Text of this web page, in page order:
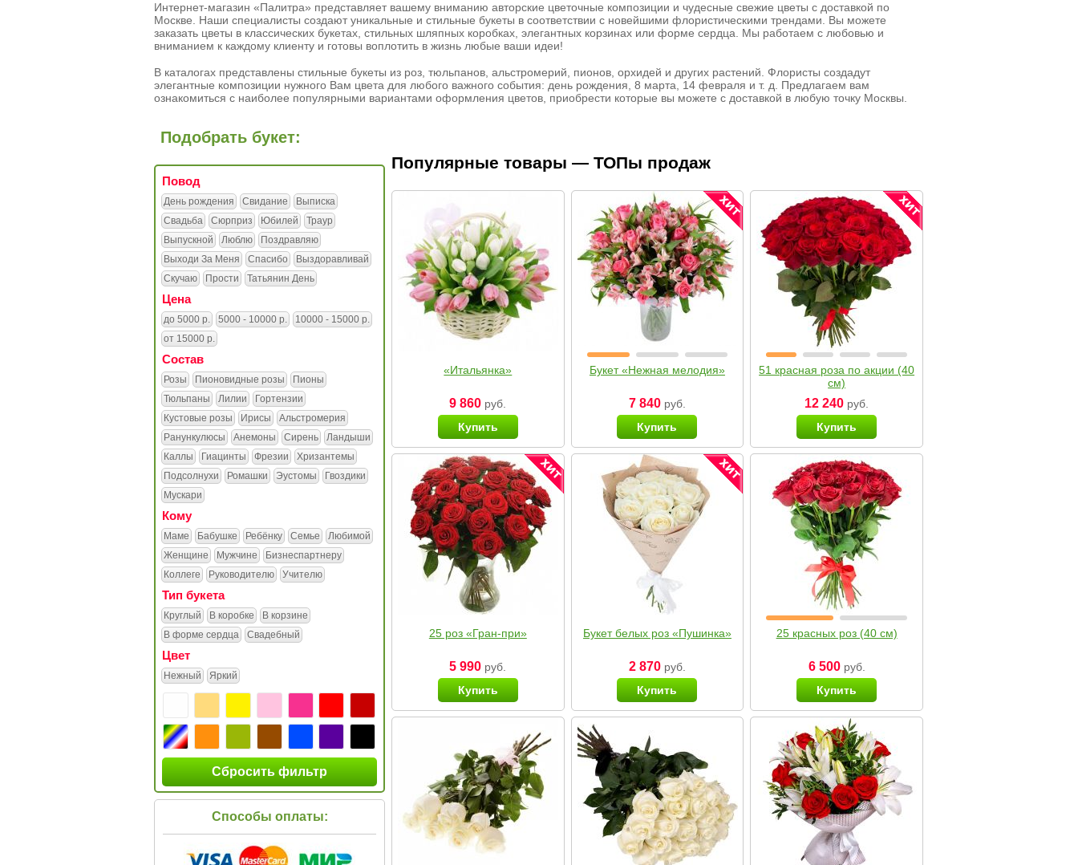
Интернет-магазин «Палитра» представляет вашему вниманию авторские цветочные композиции и чудесные свежие цветы с доставкой по
Москве. Наши специалисты создают уникальные и стильные букеты в соответствии с новейшими флористическими трендами. Вы можете
заказать цветы в классических букетах, стильных шляпных коробках, элегантных корзинах или форме сердца. Мы работаем с любовью и
вниманием к каждому клиенту и готовы воплотить в жизнь любые ваши идеи!
В каталогах представлены стильные букеты из роз, тюльпанов, альстромерий, пионов, орхидей и других растений. Флористы создадут
элегантные композиции нужного Вам цвета для любого важного события: день рождения, 8 марта, 14 февраля и т. д. Предлагаем вам
ознакомиться с наиболее популярными вариантами оформления цветов, приобрести которые вы можете с доставкой в любую точку Москвы.
Подобрать букет:
Повод
День рождения Свидание
Выписка
Свадьба
Сюрприз Юбилей
Траур
Выпускной
Люблю
Поздравляю
Выходи За Меня
Спасибо
Выздоравливай
Скучаю
Прости Татьянин День
Цена
до 5000 р. 5000 - 10000 р.
10000 - 15000 р.
от 15000 р.
Состав
Розы Пионовидные розы
Пионы
Тюльпаны
Лилии
Гортензии
Кустовые розы
Ирисы
Альстромерия
Ранункулюсы
Анемоны Сирень
Ландыши
Каллы
Гиацинты Фрезии
Хризантемы
Подсолнухи
Ромашки Эустомы
Гвоздики
Мускари
Кому
Маме Бабушке Ребёнку Семье
Любимой
Женщине
Мужчине
Бизнеспартнеру
Коллеге
Руководителю Учителю
Тип букета
Круглый В коробке
В корзине
В форме сердца
Свадебный
Цвет
Нежный Яркий
Сбросить фильтр
Способы оплаты:
Популярные товары — ТОПы продаж
«Итальянка»
9 860 руб.
Купить
Букет «Нежная мелодия»
7 840руб.
Купить
51 красная роза по акции (40
см)
12 240 руб.
Купить
25 роз «Гран-при»
5 990 руб.
Купить
Букет белых роз «Пушинка»
2 870руб.
Купить
25 красных роз (40 см)
6 500руб.
Купить